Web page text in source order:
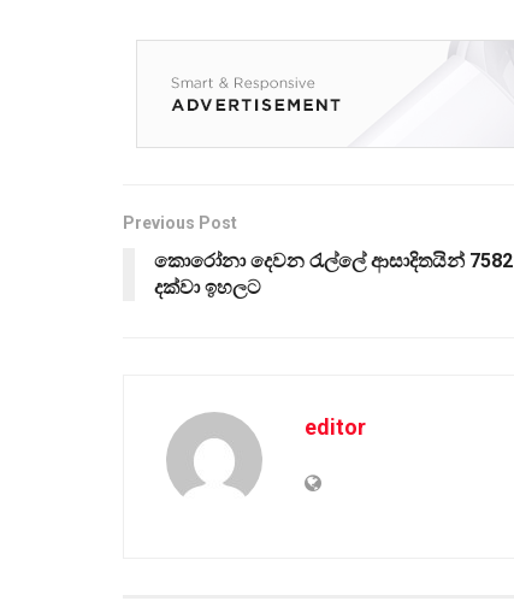
Previous Post
කොරෝනා දෙවන රැල්ලේ ආසාදිතයින් 7582
දක්වා ඉහලට
editor